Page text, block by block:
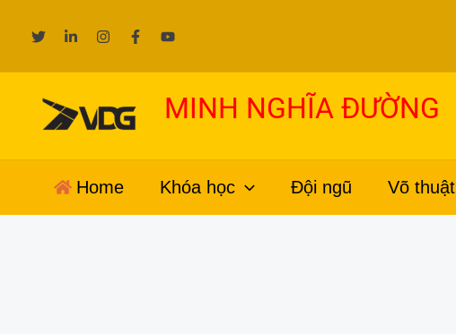
dung
MINH NGHĨA ĐƯỜNG
Home Khóa học Đội ngũ Võ thuật